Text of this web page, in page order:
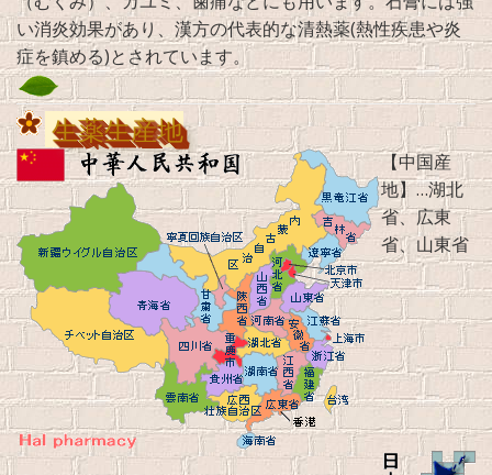
い消炎効果があり、漢方の代表的な清熱薬(熱性疾患や炎
症を鎮める)とされています。
生薬生産地
【中国産
地】…湖北
省、広東
省、山東省